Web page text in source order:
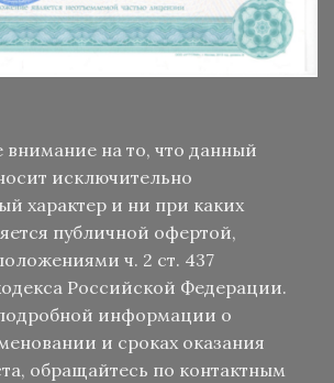
на то, что данный
исключительно
характер и ни при каких
публичной офертой,
ч. 2 ст. 437
Российской Федерации.
информации о
и сроках оказания
обращайтесь по контактным